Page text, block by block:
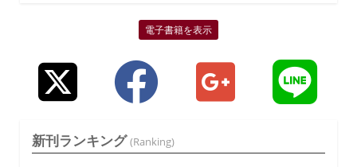
電子書籍を表示
新刊ランキング (Ranking)